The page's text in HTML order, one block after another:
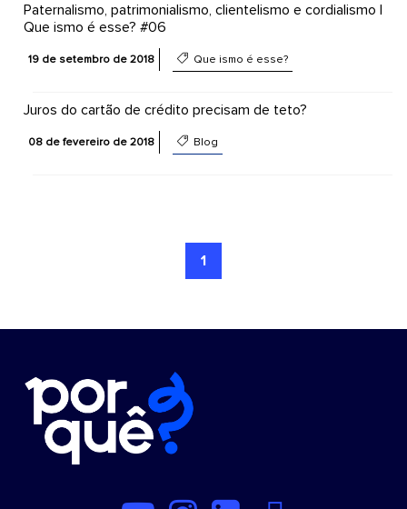
Paternalismo, patrimonialismo, clientelismo e cordialismo |
Que ismo é esse? #06
19 de setembro de 2018 Que ismo é esse?
Juros do cartão de crédito precisam de teto?
08 de fevereiro de 2018 Blog
1